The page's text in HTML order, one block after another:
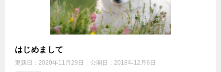
はじめまして
更新日： 2020年11月29日 公開日： 2018年12月6日